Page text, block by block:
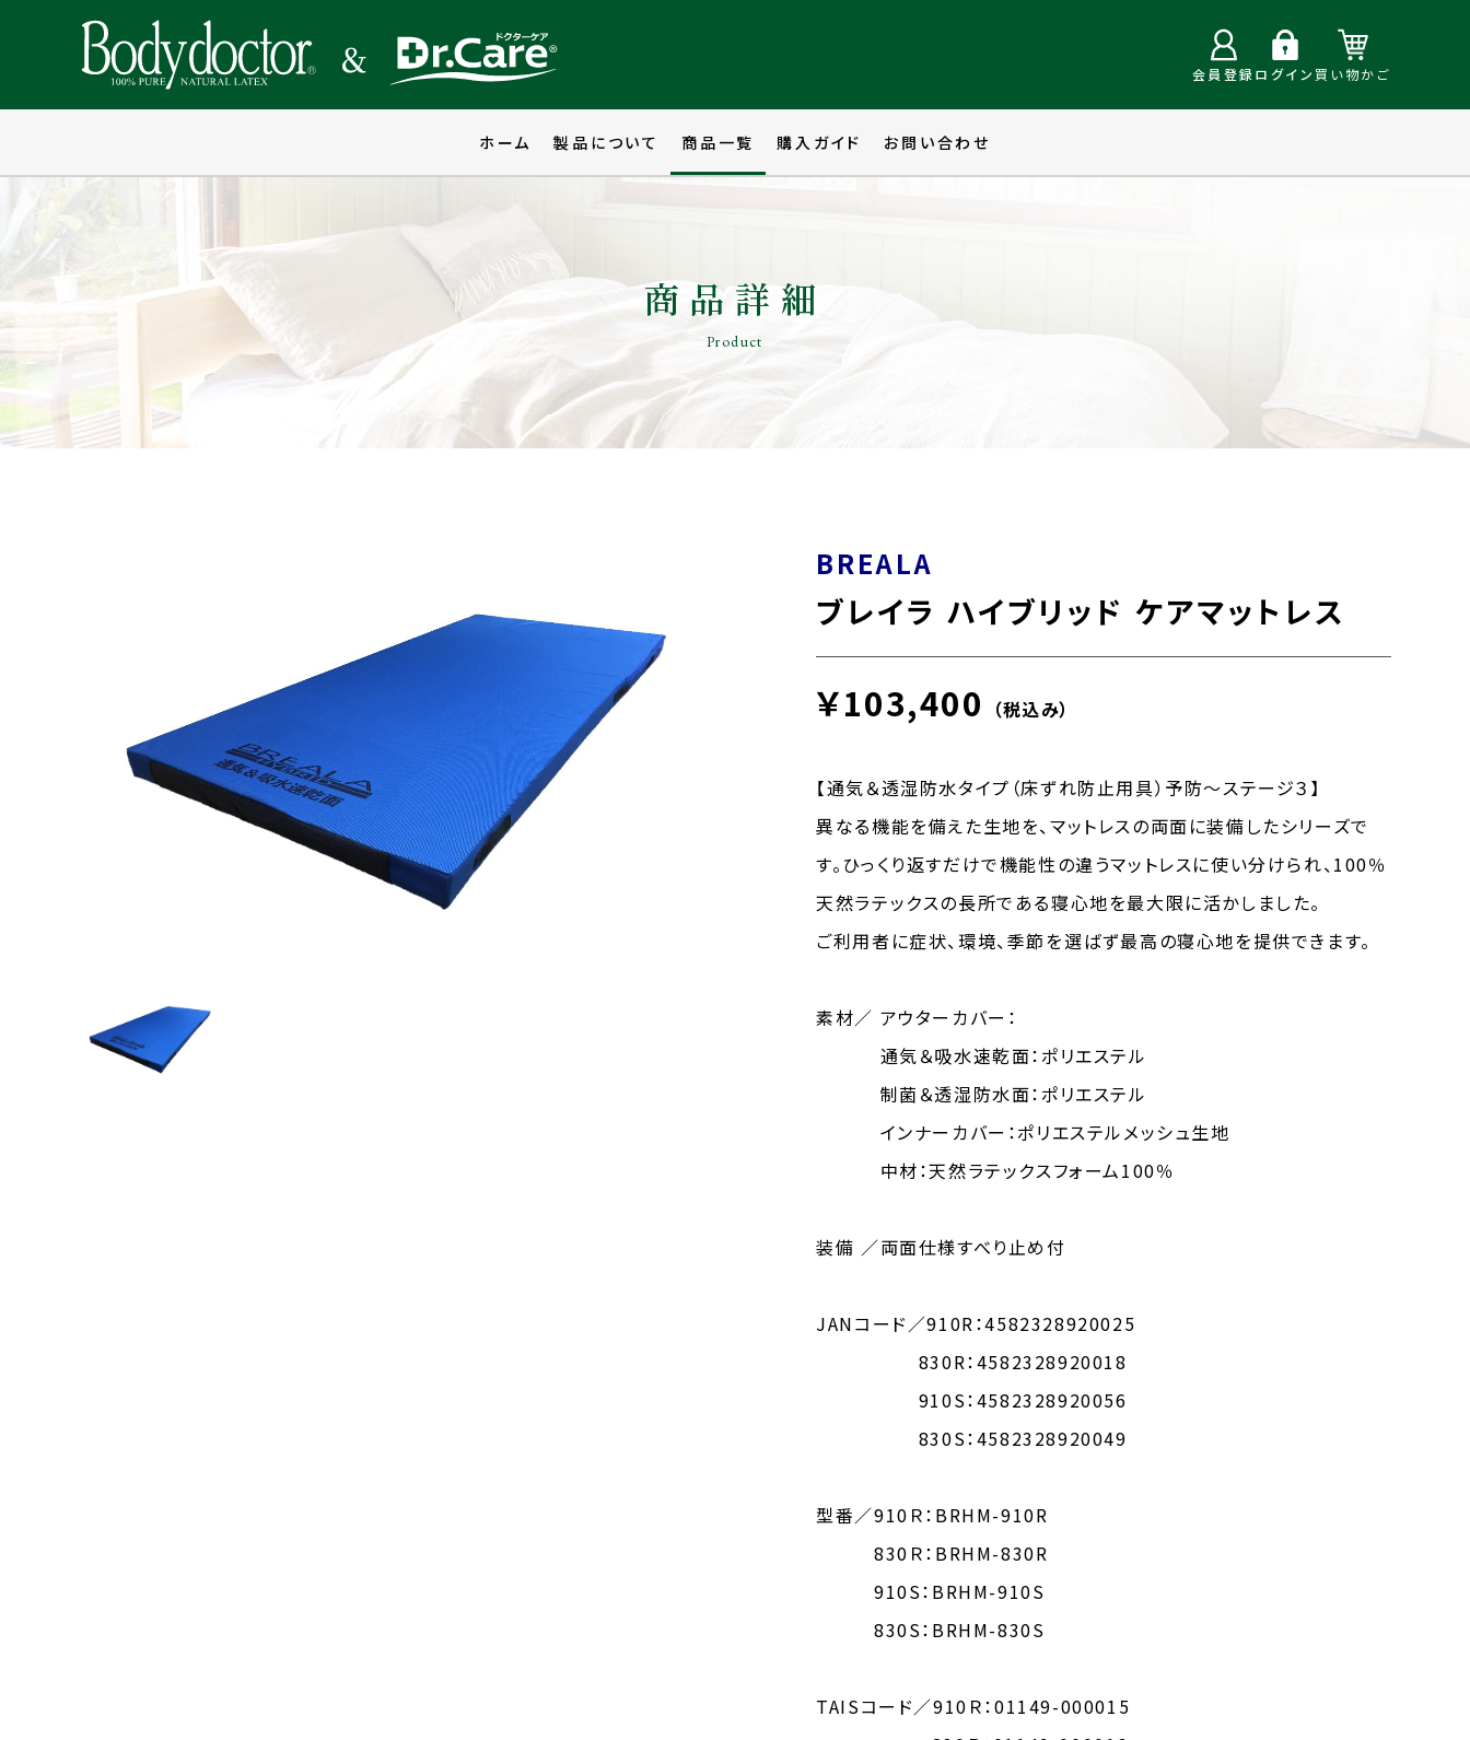
会員登録ログイン 買い物かご
ホーム 製品について 商品一覧 購入ガイド お問い合わせ
商品詳細
Product
BREALA
ブレイラ ハイブリッド ケアマットレス
￥103,400 （税込み）
【通気＆透湿防水タイプ（床ずれ防止用具）予防～ステージ３】
異なる機能を備えた生地を、マットレスの両面に装備したシリーズで
す。ひっくり返すだけで機能性の違うマットレスに使い分けられ、100％
天然ラテックスの長所である寝心地を最大限に活かしました。
ご利用者に症状、環境、季節を選ばず最高の寝心地を提供できます。
素材／ アウターカバー：
通気＆吸水速乾面：ポリエステル
制菌＆透湿防水面：ポリエステル
インナーカバー：ポリエステルメッシュ生地
中材：天然ラテックスフォーム100％
装備 ／両面仕様すべり止め付
JANコード／910R：4582328920025
830R：4582328920018
910S：4582328920056
830S：4582328920049
型番／910Ｒ：BRHM-910R
830Ｒ：BRHM-830R
910S：BRHM-910S
830S：BRHM-830S
TAISコード／910Ｒ：01149-000015